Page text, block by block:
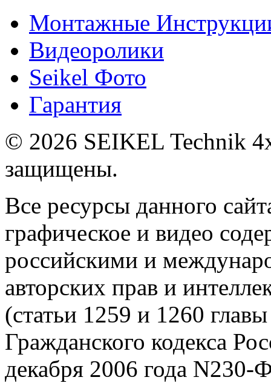
Монтажные
Видеоролики
Seikel Фото
Гарантия
© 2026 SEIKEL Technik
защищены.
Все ресурсы данного
графическое и видео
российскими и
авторских прав и
(статьи 1259 и 1260
Гражданского кодекса
декабря 2006 года N230-